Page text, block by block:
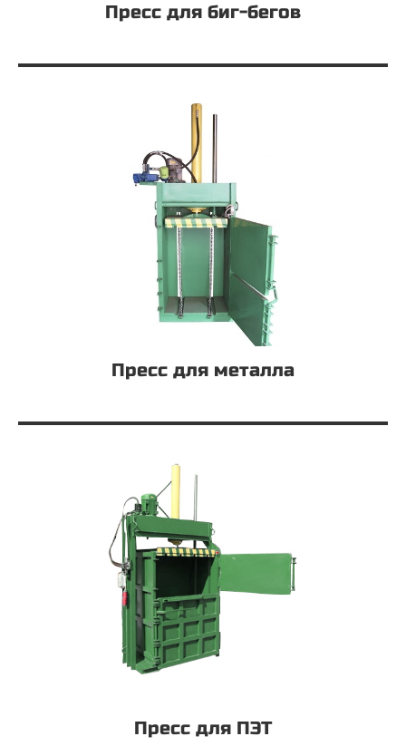
Пресс для биг-бегов
Пресс для металла
Пресс для ПЭТ